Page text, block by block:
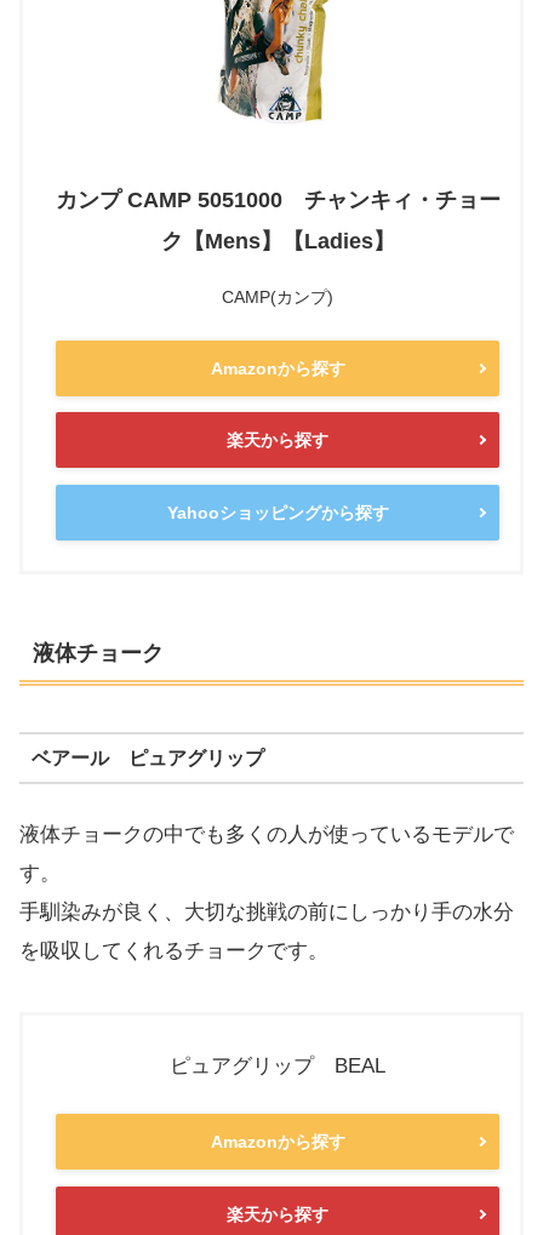
カンプ CAMP 5051000 チャンキィ・チョー
ク【Mens】【Ladies】
CAMP(カンプ)
Amazonから探す
楽天から探す
Yahooショッピングから探す
液体チョーク
ベアール ピュアグリップ
液体チョークの中でも多くの人が使っているモデルで
す。
手馴染みが良く、大切な挑戦の前にしっかり手の水分
を吸収してくれるチョークです。
ピュアグリップ BEAL
Amazonから探す
楽天から探す